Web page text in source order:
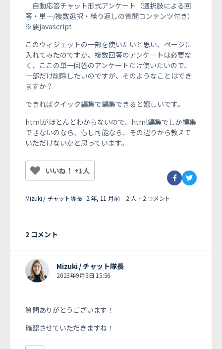
自動応答チャット形式アンケート（選択肢による回
答・単一/複数選択・繰り返しの質問コンテンツ付き）
※要javascript
このウィジェットの一部を使いたいと思い、ページに
入れてみたのですが、複数回答のアンケートは必要な
く、ここの単一回答のアンケートだけ使いたいので、
一部だけ削除したいのですが、そのようなことはでき
ますか？
できればクイック編集で編集できると嬉しいです。
htmlがほとんどわからないので、html編集でしか編集
できないのなら、もし可能なら、その辺りから教えて
いただけないかと思っています。
いいね！ +1人
Mizuki / チャット隊長 2 年, 11 月前 2 人 · 2 コメント
2 コメント
Mizuki / チャット隊長
2023年9月5日 15:56
質問ありがとうございます！
確認させていただきますね！